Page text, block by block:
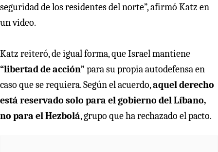
seguridad de los residentes del norte”, afirmó Katz en
un video.
Katz reiteró, de igual forma, que Israel mantiene
“libertad de acción” para su propia autodefensa en
caso que se requiera. Según el acuerdo,aquel derecho
está reservado solo para el gobierno del Líbano,
no para el Hezbolá, grupo que ha rechazado el pacto.